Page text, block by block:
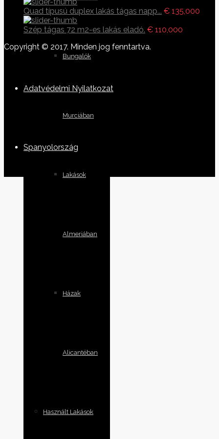
Bungalók
Murciában
Lakások
Almeriában
Házak
Alicantéban
Használt Lakások
Quad típusú duplex lakás tágas napp... € 135,000
Szép tágas 72 m2-es lakás eladó. € 110,000
Copyright © 2017. Minden jog fenntartva.
Adatvédelmi Nyilatkozat
Spanyolország